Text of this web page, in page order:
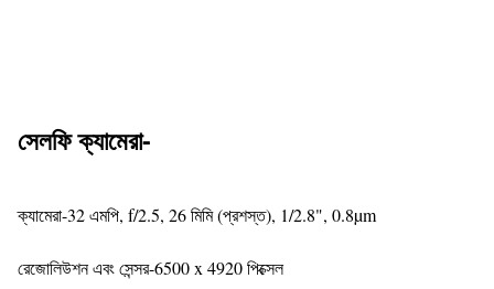
সেলফি ক্যামেরা-
ক্যামেরা-32 এমপি, f/2.5, 26 মিমি (প্রশস্ত), 1/2.8", 0.8µm
রেজোলিউশন এবং সেন্সর-6500 x 4920 পিক্সেল